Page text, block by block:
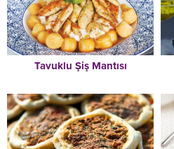
Tavuklu Şiş Mantısı